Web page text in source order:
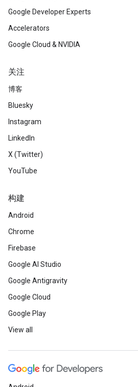
Google Developer Experts
Accelerators
Google Cloud & NVIDIA
关注
博客
Bluesky
Instagram
LinkedIn
X (Twitter)
YouTube
构建
Android
Chrome
Firebase
Google AI Studio
Google Antigravity
Google Cloud
Google Play
View all